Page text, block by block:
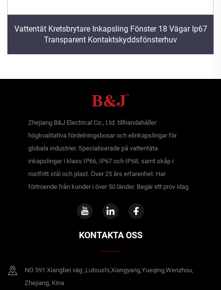
Vattentät Kretsbrytare Inkapsling Fönster 18 Vägar Ip67
Transparent Kontaktskyddsfönsterhuv
Zhejiang B&J Electrical Co., Ltd. tillhandahåller
högkvalitativa fördelningsboxar och elinkapslingar för
globala industrier. Specialiserade på vattentäta
inkapslingar i klass IP66, IP67 och IP68, samt skåp i
rostfritt stål och plast. Över 25 års erfarenhet. Har
förtroende från kunder i över 50 länder. Begär ett prov idag.
KONTAKTA OSS
NO 591 Xiangbei väg ,Lutoushi,Xiangyang,Yueqing,Wenzhou,
Zhejiang, Kina